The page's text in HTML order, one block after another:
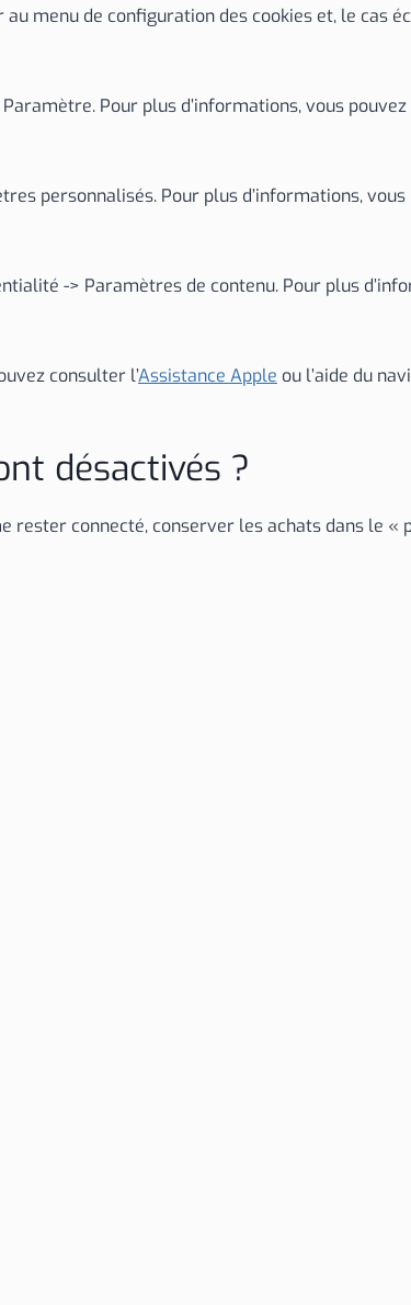
menu de configuration des cookies et, le cas
Pour plus d’informations, vous
personnalisés. Pour plus d’informations,
-> Paramètres de contenu. Pour plus
consulter l’Assistance Apple ou l’aide du
désactivés ?
rester connecté, conserver les achats dans le «